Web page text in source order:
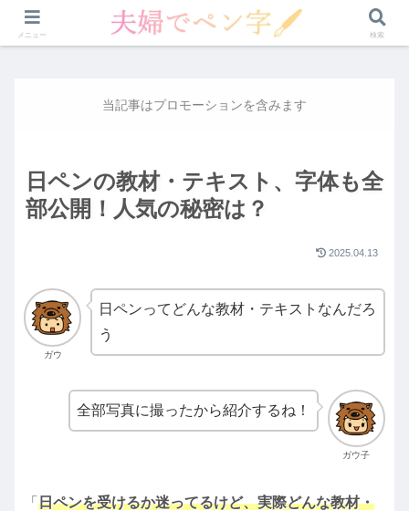
講座比較 日ペン ユーキャン ペン字した結果
当記事はプロモーションを含みます
日ペンの教材・テキスト、字体も全
部公開！人気の秘密は？
2025.04.13
ガウ
日ペンってどんな教材・テキストなんだろ
う
ガウ子
全部写真に撮ったから紹介するね！
「 日ペンを受けるか迷ってるけど、実際どんな教材・
メニュー 検索